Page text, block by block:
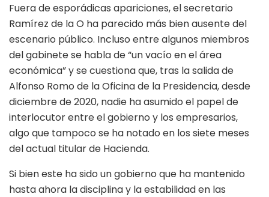
Fuera de esporádicas apariciones, el secretario
Ramírez de la O ha parecido más bien ausente del
escenario público. Incluso entre algunos miembros
del gabinete se habla de “un vacío en el área
económica” y se cuestiona que, tras la salida de
Alfonso Romo de la Oficina de la Presidencia, desde
diciembre de 2020, nadie ha asumido el papel de
interlocutor entre el gobierno y los empresarios,
algo que tampoco se ha notado en los siete meses
del actual titular de Hacienda.
Si bien este ha sido un gobierno que ha mantenido
hasta ahora la disciplina y la estabilidad en las